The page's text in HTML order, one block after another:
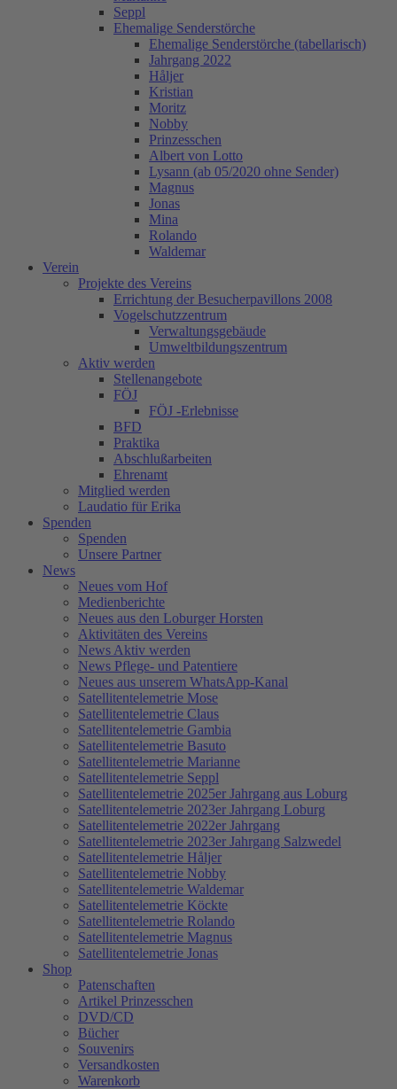
Seppl
Ehemalige Senderstörche
Ehemalige Senderstörche (tabellarisch)
Jahrgang 2022
Håljer
Kristian
Moritz
Nobby
Prinzesschen
Albert von Lotto
Lysann (ab 05/2020 ohne Sender)
Magnus
Jonas
Mina
Rolando
Waldemar
Verein
Projekte des Vereins
Errichtung der Besucherpavillons 2008
Vogelschutzzentrum
Verwaltungsgebäude
Umweltbildungszentrum
Aktiv werden
Stellenangebote
FÖJ
FÖJ -Erlebnisse
BFD
Praktika
Abschlußarbeiten
Ehrenamt
Mitglied werden
Laudatio für Erika
Spenden
Spenden
Unsere Partner
News
Neues vom Hof
Medienberichte
Neues aus den Loburger Horsten
Aktivitäten des Vereins
News Aktiv werden
News Pflege- und Patentiere
Neues aus unserem WhatsApp-Kanal
Satellitentelemetrie Mose
Satellitentelemetrie Claus
Satellitentelemetrie Gambia
Satellitentelemetrie Basuto
Satellitentelemetrie Marianne
Satellitentelemetrie Seppl
Satellitentelemetrie 2025er Jahrgang aus Loburg
Satellitentelemetrie 2023er Jahrgang Loburg
Satellitentelemetrie 2022er Jahrgang
Satellitentelemetrie 2023er Jahrgang Salzwedel
Satellitentelemetrie Håljer
Satellitentelemetrie Nobby
Satellitentelemetrie Waldemar
Satellitentelemetrie Köckte
Satellitentelemetrie Rolando
Satellitentelemetrie Magnus
Satellitentelemetrie Jonas
Shop
Patenschaften
Artikel Prinzesschen
DVD/CD
Bücher
Souvenirs
Versandkosten
Warenkorb